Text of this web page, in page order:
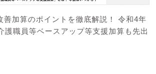
善加算のポイントを徹底解説！ 令和4年
護職員等ベースアップ等支援加算も先出